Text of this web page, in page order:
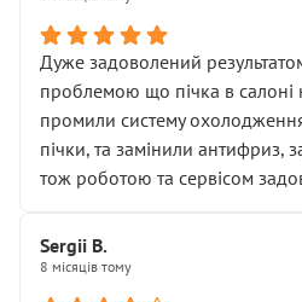
Дуже задоволений
проблемою що пічка в салоні
промили систему
пічки, та замінили антифриз,
тож роботою та сервісом
Sergii B.
8 місяців тому